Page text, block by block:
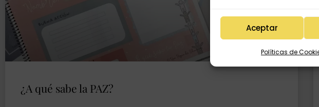
Aceptar
Políticas de
¿A qué sabe la PAZ?